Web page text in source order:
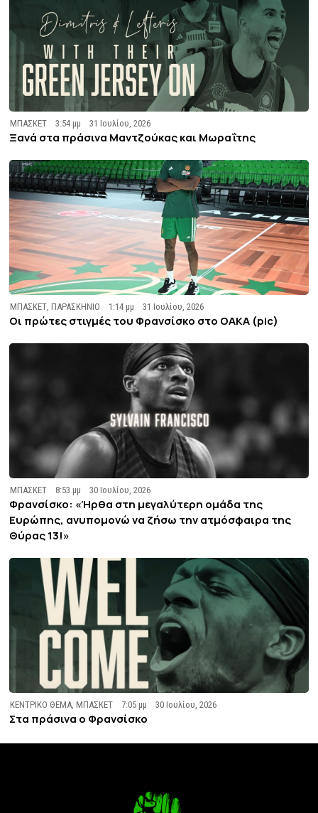
ΜΠΑΣΚΕΤ 3:54 μμ 31 Ιουλίου, 2026
Ξανά στα πράσινα Μαντζούκας και Μωραΐτης
ΜΠΑΣΚΕΤ ,ΠΑΡΑΣΚΗΝΙΟ 1:14 μμ 31 Ιουλίου, 2026
Οι πρώτες στιγμές του Φρανσίσκο στο ΟΑΚΑ (pic)
ΜΠΑΣΚΕΤ 8:53 μμ 30 Ιουλίου, 2026
Φρανσίσκο: «Ήρθα στη μεγαλύτερη ομάδα της
Ευρώπης, ανυπομονώ να ζήσω την ατμόσφαιρα της
Θύρας 13!»
ΚΕΝΤΡΙΚΟ ΘΕΜΑ ,ΜΠΑΣΚΕΤ 7:05 μμ 30 Ιουλίου, 2026
Στα πράσινα ο Φρανσίσκο